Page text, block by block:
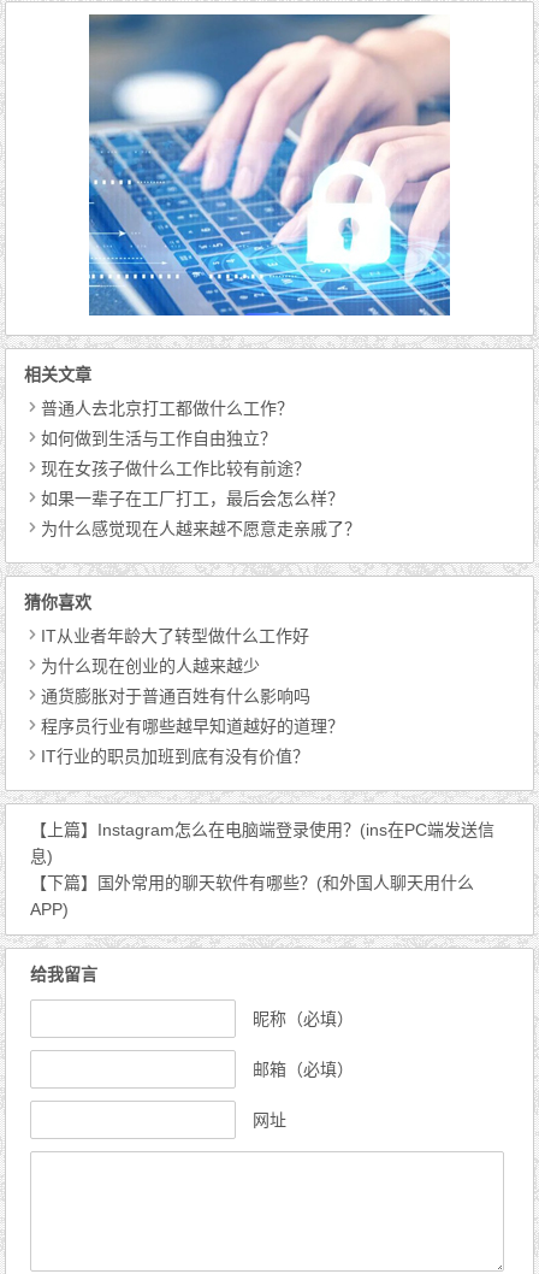
相关文章
普通人去北京打工都做什么工作？
如何做到生活与工作自由独立？
现在女孩子做什么工作比较有前途？
如果一辈子在工厂打工，最后会怎么样？
为什么感觉现在人越来越不愿意走亲戚了？
猜你喜欢
IT从业者年龄大了转型做什么工作好
为什么现在创业的人越来越少
通货膨胀对于普通百姓有什么影响吗
程序员行业有哪些越早知道越好的道理？
IT行业的职员加班到底有没有价值？
【上篇】 Instagram怎么在电脑端登录使用？(ins在PC端发送信
息)
【下篇】 国外常用的聊天软件有哪些？(和外国人聊天用什么
APP)
给我留言
昵称（必填）
邮箱（必填）
网址